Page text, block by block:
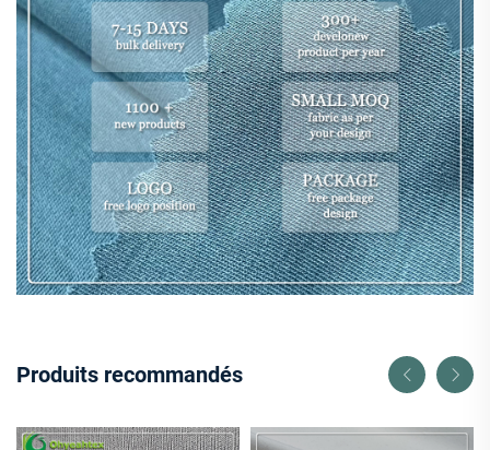
Produits recommandés